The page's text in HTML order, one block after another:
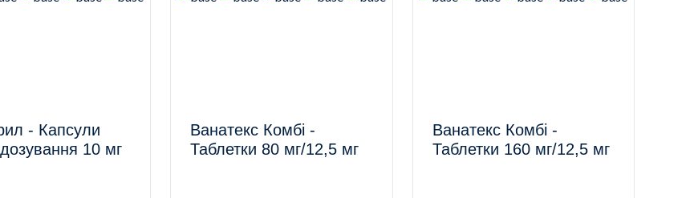
- Капсули
10 мг
Ванатекс Комбі -
Таблетки 80 мг/12,5 мг
Ванатекс Комбі -
Таблетки 160 мг/12,5 мг